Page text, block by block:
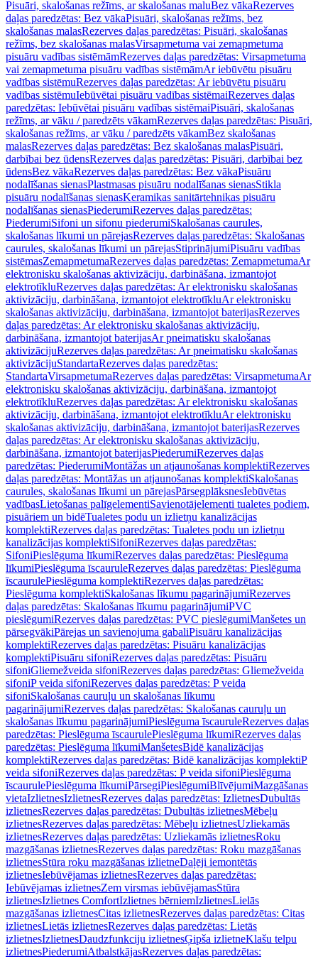
Pisuāri, skalošanas režīms, ar skalošanas maluBez vākaRezerves
daļas paredzētas: Bez vākaPisuāri, skalošanas režīms, bez
skalošanas malasRezerves daļas paredzētas: Pisuāri, skalošanas
režīms, bez skalošanas malasVirsapmetuma vai zemapmetuma
pisuāru vadības sistēmāmRezerves daļas paredzētas: Virsapmetuma
vai zemapmetuma pisuāru vadības sistēmāmAr iebūvētu pisuāru
vadības sistēmuRezerves daļas paredzētas: Ar iebūvētu pisuāru
vadības sistēmuIebūvētai pisuāru vadības sistēmaiRezerves daļas
paredzētas: Iebūvētai pisuāru vadības sistēmaiPisuāri, skalošanas
režīms, ar vāku / paredzēts vākamRezerves daļas paredzētas: Pisuāri,
skalošanas režīms, ar vāku / paredzēts vākamBez skalošanas
malasRezerves daļas paredzētas: Bez skalošanas malasPisuāri,
darbībai bez ūdensRezerves daļas paredzētas: Pisuāri, darbībai bez
ūdensBez vākaRezerves daļas paredzētas: Bez vākaPisuāru
nodalīšanas sienasPlastmasas pisuāru nodalīšanas sienasStikla
pisuāru nodalīšanas sienasKeramikas sanitārtehnikas pisuāru
nodalīšanas sienasPiederumiRezerves daļas paredzētas:
PiederumiSifoni un sifonu piederumiSkalošanas caurules,
skalošanas līkumi un pārejasRezerves daļas paredzētas: Skalošanas
caurules, skalošanas līkumi un pārejasStiprinājumiPisuāru vadības
sistēmasZemapmetumaRezerves daļas paredzētas: ZemapmetumaAr
elektronisku skalošanas aktivizāciju, darbināšana, izmantojot
elektrotīkluRezerves daļas paredzētas: Ar elektronisku skalošanas
aktivizāciju, darbināšana, izmantojot elektrotīkluAr elektronisku
skalošanas aktivizāciju, darbināšana, izmantojot baterijasRezerves
daļas paredzētas: Ar elektronisku skalošanas aktivizāciju,
darbināšana, izmantojot baterijasAr pneimatisku skalošanas
aktivizācijuRezerves daļas paredzētas: Ar pneimatisku skalošanas
aktivizācijuStandartaRezerves daļas paredzētas:
StandartaVirsapmetumaRezerves daļas paredzētas: VirsapmetumaAr
elektronisku skalošanas aktivizāciju, darbināšana, izmantojot
elektrotīkluRezerves daļas paredzētas: Ar elektronisku skalošanas
aktivizāciju, darbināšana, izmantojot elektrotīkluAr elektronisku
skalošanas aktivizāciju, darbināšana, izmantojot baterijasRezerves
daļas paredzētas: Ar elektronisku skalošanas aktivizāciju,
darbināšana, izmantojot baterijasPiederumiRezerves daļas
paredzētas: PiederumiMontāžas un atjaunošanas komplektiRezerves
daļas paredzētas: Montāžas un atjaunošanas komplektiSkalošanas
caurules, skalošanas līkumi un pārejasPārsegplāksnesIebūvētas
vadībasLietošanas palīgelementiSavienotājelementi tualetes podiem,
pisuāriem un bidēTualetes podu un izlietņu kanalizācijas
komplektiRezerves daļas paredzētas: Tualetes podu un izlietņu
kanalizācijas komplektiSifoniRezerves daļas paredzētas:
SifoniPieslēguma līkumiRezerves daļas paredzētas: Pieslēguma
līkumiPieslēguma īscauruleRezerves daļas paredzētas: Pieslēguma
īscaurulePieslēguma komplektiRezerves daļas paredzētas:
Pieslēguma komplektiSkalošanas līkumu pagarinājumiRezerves
daļas paredzētas: Skalošanas līkumu pagarinājumiPVC
pieslēgumiRezerves daļas paredzētas: PVC pieslēgumiManšetes un
pārsegvākiPārejas un savienojuma gabaliPisuāru kanalizācijas
komplektiRezerves daļas paredzētas: Pisuāru kanalizācijas
komplektiPisuāru sifoniRezerves daļas paredzētas: Pisuāru
sifoniGliemežveida sifoniRezerves daļas paredzētas: Gliemežveida
sifoniP veida sifoniRezerves daļas paredzētas: P veida
sifoniSkalošanas cauruļu un skalošanas līkumu
pagarinājumiRezerves daļas paredzētas: Skalošanas cauruļu un
skalošanas līkumu pagarinājumiPieslēguma īscauruleRezerves daļas
paredzētas: Pieslēguma īscaurulePieslēguma līkumiRezerves daļas
paredzētas: Pieslēguma līkumiManšetesBidē kanalizācijas
komplektiRezerves daļas paredzētas: Bidē kanalizācijas komplektiP
veida sifoniRezerves daļas paredzētas: P veida sifoniPieslēguma
īscaurulePieslēguma līkumiPārsegiPieslēgumiBlīvējumiMazgāšanas
vietaIzlietnesIzlietnesRezerves daļas paredzētas: IzlietnesDubultās
izlietnesRezerves daļas paredzētas: Dubultās izlietnesMēbeļu
izlietnesRezerves daļas paredzētas: Mēbeļu izlietnesUzliekamās
izlietnesRezerves daļas paredzētas: Uzliekamās izlietnesRoku
mazgāšanas izlietnesRezerves daļas paredzētas: Roku mazgāšanas
izlietnesStūra roku mazgāšanas izlietneDaļēji iemontētās
izlietnesIebūvējamas izlietnesRezerves daļas paredzētas:
Iebūvējamas izlietnesZem virsmas iebūvējamasStūra
izlietnesIzlietnes ComfortIzlietnes bērniemIzlietnesLielās
mazgāšanas izlietnesCitas izlietnesRezerves daļas paredzētas: Citas
izlietnesLietās izlietnesRezerves daļas paredzētas: Lietās
izlietnesIzlietnesDaudzfunkciju izlietnesĢipša izlietneKlašu telpu
izlietnesPiederumiAtbalstkājasRezerves daļas paredzētas: